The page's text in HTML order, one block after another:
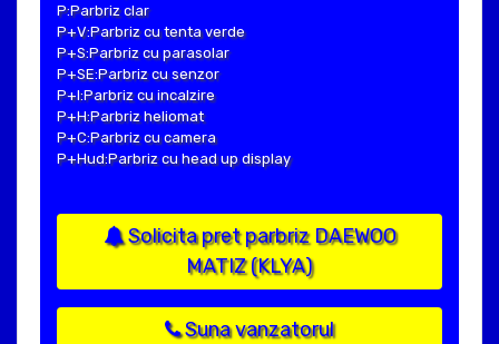
P:Parbriz clar
P+V:Parbriz cu tenta verde
P+S:Parbriz cu parasolar
P+SE:Parbriz cu senzor
P+I:Parbriz cu incalzire
P+H:Parbriz heliomat
P+C:Parbriz cu camera
P+Hud:Parbriz cu head up display
Solicita pret parbriz DAEWOO
MATIZ (KLYA)
Suna vanzatorul